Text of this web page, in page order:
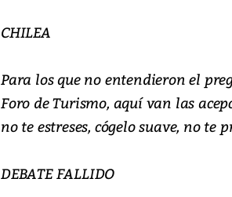
CHILEA
Para los que no entendieron el
Foro de Turismo, aquí van las
no te estreses, cógelo suave, no te
DEBATE FALLIDO